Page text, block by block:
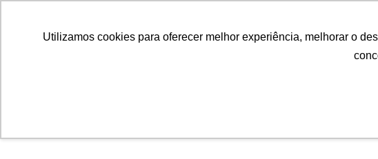
Utilizamos cookies para oferecer melhor experiência, melhorar o